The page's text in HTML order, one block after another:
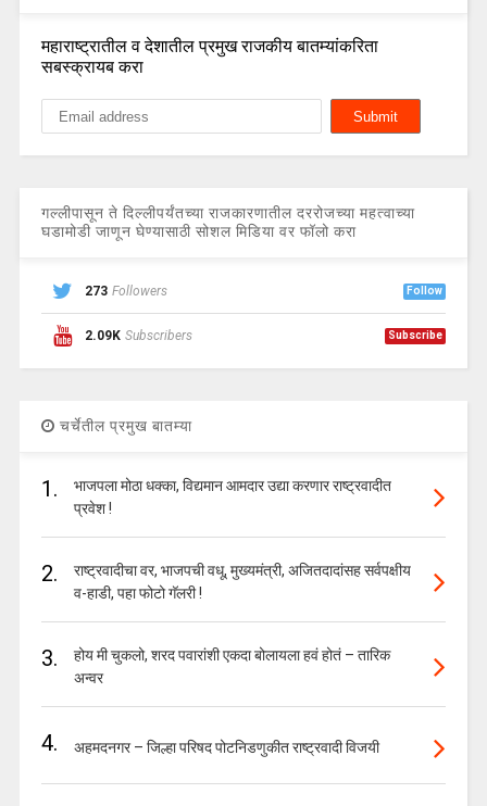
महाराष्ट्रातील व देशातील प्रमुख राजकीय बातम्यांकरिता
सबस्क्रायब करा
गल्लीपासून ते दिल्लीपर्यंतच्या राजकारणातील दररोजच्या महत्वाच्या
घडामोडी जाणून घेण्यासाठी सोशल मिडिया वर फॉलो करा
273 Followers Follow
2.09K Subscribers Subscribe
चर्चेतील प्रमुख बातम्या
1.
भाजपला मोठा धक्का, विद्यमान आमदार उद्या करणार राष्ट्रवादीत
प्रवेश !
2.
राष्ट्रवादीचा वर, भाजपची वधू, मुख्यमंत्री, अजितदादांसह सर्वपक्षीय
व-हाडी, पहा फोटो गॅलरी !
3.
होय मी चुकलो, शरद पवारांशी एकदा बोलायला हवं होतं – तारिक
अन्वर
4. अहमदनगर – जिल्हा परिषद पोटनिडणुकीत राष्ट्रवादी विजयी